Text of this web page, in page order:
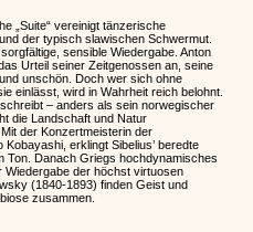
„Suite“ vereinigt tänzerische
der typisch slawischen Schwermut.
sensible Wiedergabe. Anton
Urteil seiner Zeitgenossen an, seine
unschön. Doch wer sich ohne
einlässt, wird in Wahrheit reich belohnt.
– anders als sein norwegischer
die Landschaft und Natur
der Konzertmeisterin der
erklingt Sibelius’ beredte
Ton. Danach Griegs hochdynamisches
Wiedergabe der höchst virtuosen
(1840-1893) finden Geist und
zusammen.